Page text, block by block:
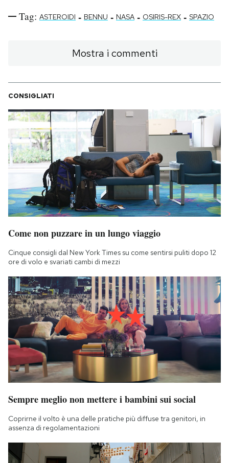
Tag: ASTEROIDI - BENNU - NASA - OSIRIS-REX - SPAZIO
Mostra i commenti
CONSIGLIATI
Come non puzzare in un lungo viaggio
Cinque consigli dal New York Times su come sentirsi puliti dopo 12
ore di volo e svariati cambi di mezzi
Sempre meglio non mettere i bambini sui social
Coprirne il volto è una delle pratiche più diffuse tra genitori, in
assenza di regolamentazioni